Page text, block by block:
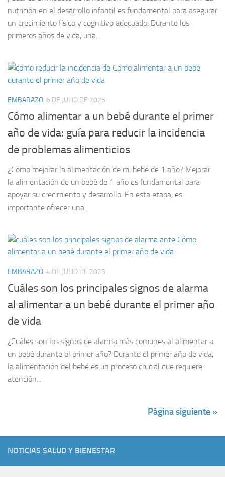
nutrición en el desarrollo infantil es fundamental para asegurar
un crecimiento físico y cognitivo adecuado. Durante los
primeros años de vida, una...
EMBARAZO 6 DE JULIO DE 2025
Cómo alimentar a un bebé durante el primer
año de vida: guía para reducir la incidencia
de problemas alimenticios
¿Cómo mejorar la alimentación de mi bebé de 1 año? Mejorar
la alimentación de un bebé de 1 año es fundamental para
apoyar su crecimiento y desarrollo. En esta etapa, es
importante ofrecer una...
EMBARAZO 4 DE JULIO DE 2025
Cuáles son los principales signos de alarma
al alimentar a un bebé durante el primer año
de vida
¿Cuáles son los signos de alarma más comunes al alimentar a
un bebé durante el primer año? Durante el primer año de vida,
la alimentación del bebé es un proceso crucial que requiere
atención...
Página siguiente »
NOTICIAS SALUD Y BIENESTAR